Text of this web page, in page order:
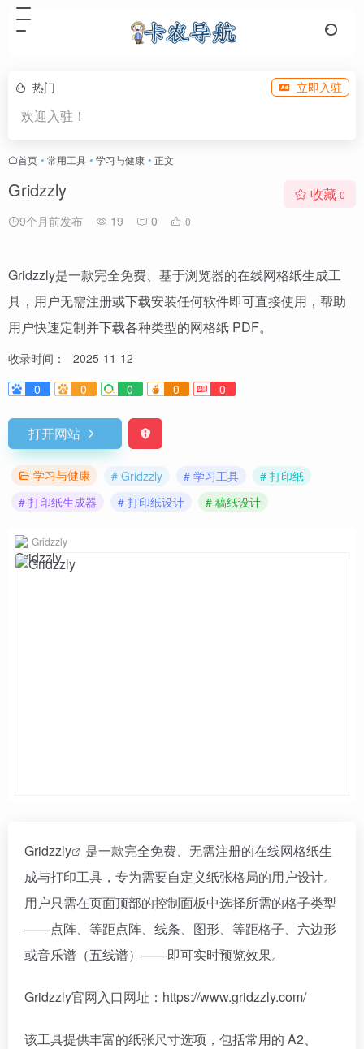
热门 立即入驻
欢迎入驻！
首页 • 常用工具 • 学习与健康 • 正文
Gridzzly
9个月前发布 19 0 0
收藏 0
Gridzzly是一款完全免费、基于浏览器的在线网格纸生成工
具，用户无需注册或下载安装任何软件即可直接使用，帮助
用户快速定制并下载各种类型的网格纸 PDF。
收录时间：
2025-11-12
0
0 0 0 0
打开网站
学习与健康 # Gridzzly # 学习工具
# 打印纸
# 打印纸生成器
# 打印纸设计 # 稿纸设计
Gridzzly
Gridzzly
是一款完全免费、无需注册的在线网格纸生
成与打印工具，专为需要自定义纸张格局的用户设计。
用户只需在页面顶部的控制面板中选择所需的格子类型
——点阵、等距点阵、线条、图形、等距格子、六边形
或音乐谱（五线谱）——即可实时预览效果。
Gridzzly官网入口网址：https://www.gridzzly.com/
该工具提供丰富的纸张尺寸选项，包括常用的 A2、